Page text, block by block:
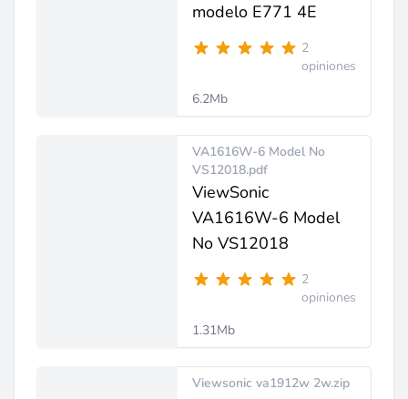
modelo E771 4E
2
opiniones
6.2Mb
VA1616W-6 Model No
VS12018.pdf
ViewSonic
VA1616W-6 Model
No VS12018
2
opiniones
1.31Mb
Viewsonic va1912w 2w.zip